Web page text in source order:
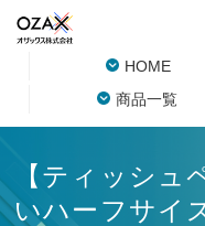
HOME
商品一覧
【ティッシュ
いハーフサイ